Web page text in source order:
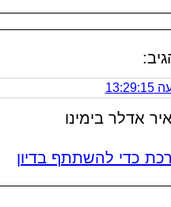
אדלר בימינו
כדי להשתתף בדיון